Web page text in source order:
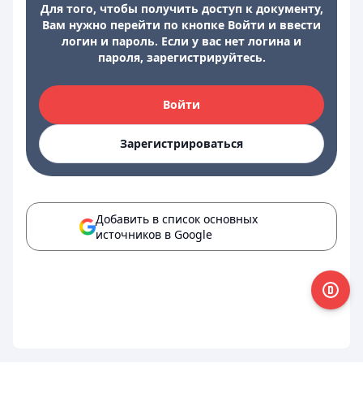
Для того, чтобы получить доступ к документу,
Вам нужно перейти по кнопке Войти и ввести
логин и пароль. Если у вас нет логина и
пароля, зарегистрируйтесь.
Войти
Зарегистрироваться
Добавить в список основных
источников в Google